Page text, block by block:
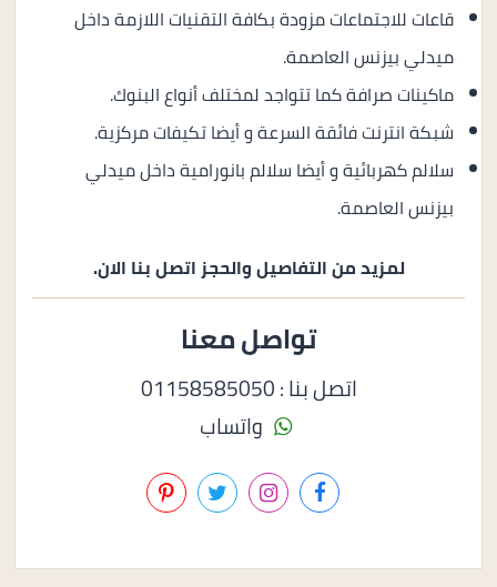
قاعات للاجتماعات مزودة بكافة التقنيات اللازمة داخل
ميدلي بيزنس العاصمة.
ماكينات صرافة كما تتواجد لمختلف أنواع البنوك.
شبكة انترنت فائقة السرعة و أيضا تكيفات مركزية.
سلالم كهربائية و أيضا سلالم بانورامية داخل ميدلي
بيزنس العاصمة.
لمزيد من التفاصيل والحجز اتصل بنا الان.
تواصل معنا
اتصل بنا : 01158585050
واتساب